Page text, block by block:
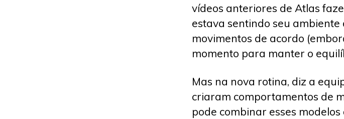
vídeos anteriores de Atlas
estava sentindo seu
movimentos de acordo
momento para manter o
Mas na nova rotina, diz a
criaram comportamentos de
pode combinar esses